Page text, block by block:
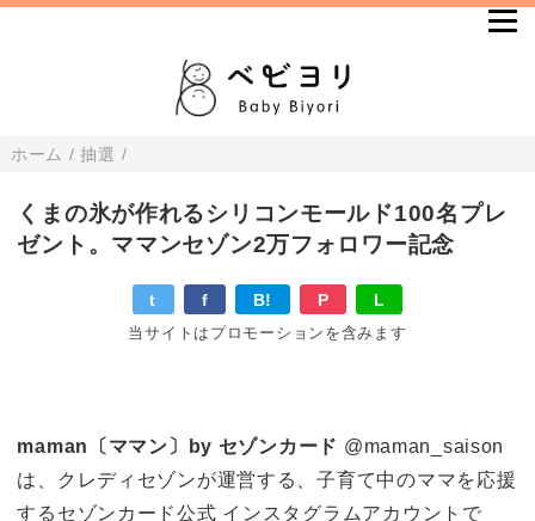
ホーム /抽選 /
くまの氷が作れるシリコンモールド100名プレ
ゼント。ママンセゾン2万フォロワー記念
t f B! P L
当サイトはプロモーションを含みます
maman〔ママン〕by セゾンカード @maman_saison
は、クレディセゾンが運営する、子育て中のママを応援
するセゾンカード公式 インスタグラムアカウントで